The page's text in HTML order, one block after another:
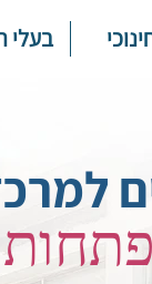
בעלי